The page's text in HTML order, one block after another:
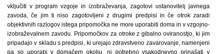
vključiti v program vzgoje in izobraževanja, zagotovi ustanovitelj javnega
zavoda, če jim ti niso zagotovljeni z drugimi predpisi in če otrok zaradi
objektivnih razlogov istega pripomočka ne more uporabiti doma in v vzgojno-
izobraževalnem zavodu. Pripomočkov za otroke z gibalno oviranostjo, ki jim
pripadajo v skladu s predpisi, ki urejajo zdravstveno zavarovanje, namenjeni
pa so uporabi v domačem okolju, ni potrebno vsakodnevno prinašati v